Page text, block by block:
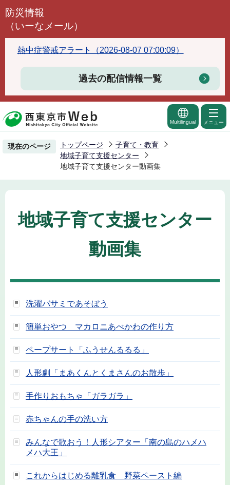
こ
頭
で
防災情報
（いーなメール）
熱中症警戒アラート（2026-08-07 07:00:09）
過去の配信情報一覧
Multilingual メニュー
現在のページ トップページ
子育て・教育
地域子育て支援センター
地域子育て支援センター動画集
地域子育て支援センター
動画集
洗濯バサミであそぼう
簡単おやつ マカロニあべかわの作り方
ペープサート「ふうせんるるる」
人形劇「まあくんとくまさんのお散歩」
手作りおもちゃ「ガラガラ」
赤ちゃんの手の洗い方
みんなで歌おう！人形シアター「南の島のハメハ
メハ大王」
これからはじめる離乳食 野菜ペースト編